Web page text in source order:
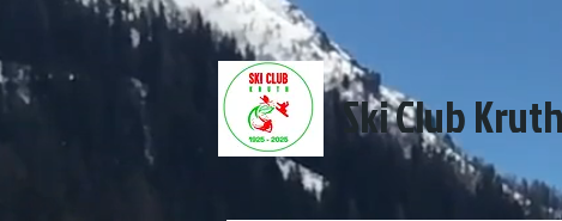
Ski Club